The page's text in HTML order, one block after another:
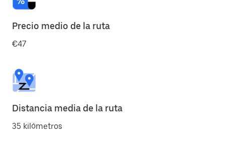
Precio medio de la ruta
€47
Distancia media de la ruta
35 kilómetros